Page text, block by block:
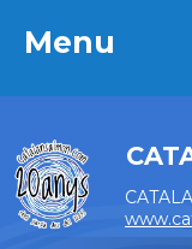
Menu
Menu